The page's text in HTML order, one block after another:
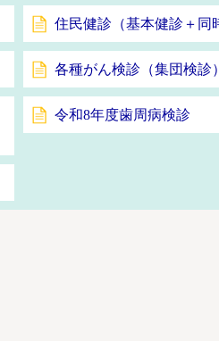
住民健診（基本健診＋同
各種がん検診（集団検診
令和8年度歯周病検診